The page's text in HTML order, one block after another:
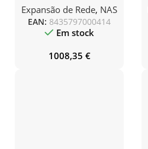
Bahías 3.5″- 2.5″/ 4GB
DDR4/ 8TB/ Formato
Torre
Expansão de Rede, NAS
EAN: 8435797000414
Em stock
1008,35 €